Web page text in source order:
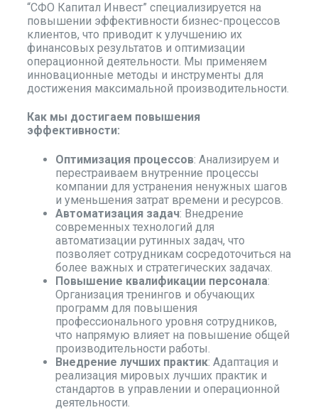
“СФО Капитал Инвест” специализируется на
повышении эффективности бизнес-процессов
клиентов, что приводит к улучшению их
финансовых результатов и оптимизации
операционной деятельности. Мы применяем
инновационные методы и инструменты для
достижения максимальной производительности.
Как мы достигаем повышения
эффективности:
Оптимизация процессов: Анализируем и
перестраиваем внутренние процессы
компании для устранения ненужных шагов
и уменьшения затрат времени и ресурсов.
Автоматизация задач: Внедрение
современных технологий для
автоматизации рутинных задач, что
позволяет сотрудникам сосредоточиться на
более важных и стратегических задачах.
Повышение квалификации персонала:
Организация тренингов и обучающих
программ для повышения
профессионального уровня сотрудников,
что напрямую влияет на повышение общей
производительности работы.
Внедрение лучших практик: Адаптация и
реализация мировых лучших практик и
стандартов в управлении и операционной
деятельности.